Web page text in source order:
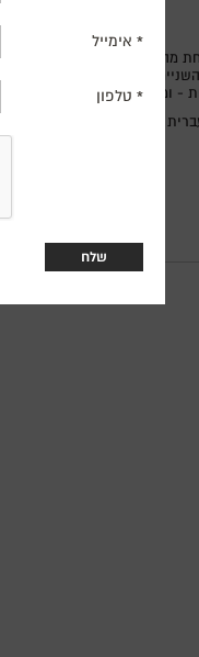
מהמקום שבו גדלה ונעה
יוצאים יחד למסע
- ומגלה להם שאפשר למצוא
אימייל
טלפון